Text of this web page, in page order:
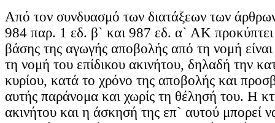
Από τον συνδυασμό των διατάξεων των
984 παρ. 1 εδ. β` και 987 εδ. α` ΑΚ προκύπτει
βάσης της αγωγής αποβολής από τη νομή είναι
τη νομή του επίδικου ακινήτου, δηλαδή την
κυρίου, κατά το χρόνο της αποβολής και
αυτής παράνομα και χωρίς τη θέλησή του. Η
ακινήτου και η άσκησή της επ` αυτού μπορεί